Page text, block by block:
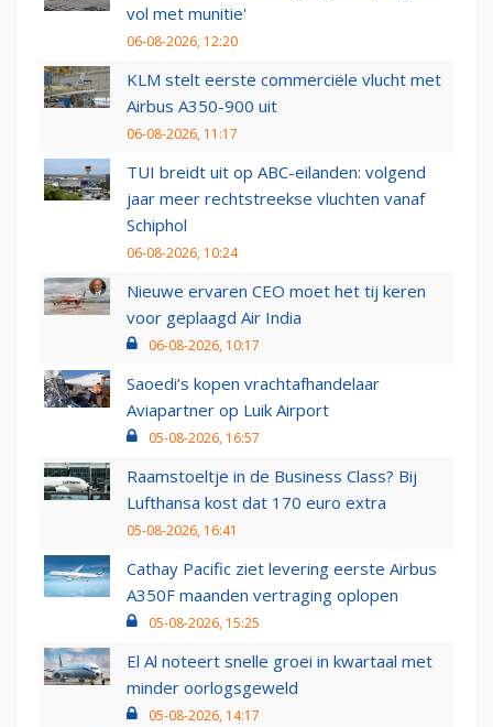
vol met munitie'
06-08-2026, 12:20
KLM stelt eerste commerciële vlucht met
Airbus A350-900 uit
06-08-2026, 11:17
TUI breidt uit op ABC-eilanden: volgend
jaar meer rechtstreekse vluchten vanaf
Schiphol
06-08-2026, 10:24
Nieuwe ervaren CEO moet het tij keren
voor geplaagd Air India
06-08-2026, 10:17
Saoedi’s kopen vrachtafhandelaar
Aviapartner op Luik Airport
05-08-2026, 16:57
Raamstoeltje in de Business Class? Bij
Lufthansa kost dat 170 euro extra
05-08-2026, 16:41
Cathay Pacific ziet levering eerste Airbus
A350F maanden vertraging oplopen
05-08-2026, 15:25
El Al noteert snelle groei in kwartaal met
minder oorlogsgeweld
05-08-2026, 14:17